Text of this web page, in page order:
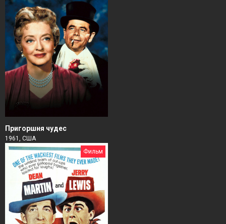
Пригоршня чудес
1961, США
Фильм